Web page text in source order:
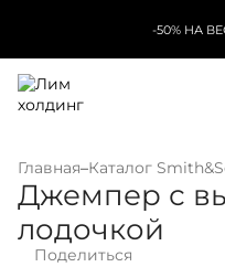
-50% НА
Главная–Каталог
Джемпер с
лодочкой
Поделиться